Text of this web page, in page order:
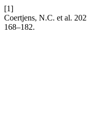
[1]
Coertjens, N.C. et al.
168–182.